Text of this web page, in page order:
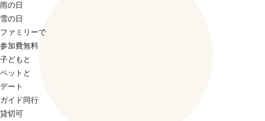
雨の日
雪の日
ファミリーで
参加費無料
子どもと
ペットと
デート
ガイド同行
貸切可